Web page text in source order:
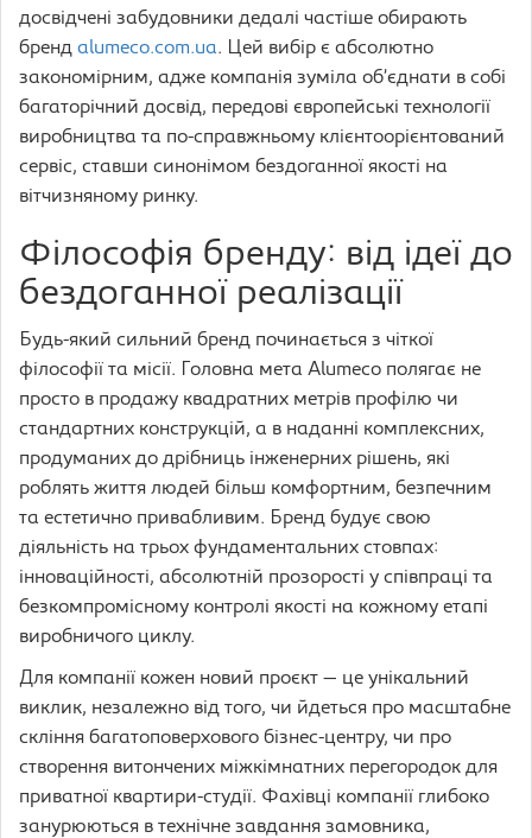
досвідчені забудовники дедалі частіше обирають
бренд alumeco.com.ua. Цей вибір є абсолютно
закономірним, адже компанія зуміла об’єднати в собі
багаторічний досвід, передові європейські технології
виробництва та по-справжньому клієнтоорієнтований
сервіс, ставши синонімом бездоганної якості на
вітчизняному ринку.
Філософія бренду: від ідеї до
бездоганної реалізації
Будь-який сильний бренд починається з чіткої
філософії та місії. Головна мета Alumeco полягає не
просто в продажу квадратних метрів профілю чи
стандартних конструкцій, а в наданні комплексних,
продуманих до дрібниць інженерних рішень, які
роблять життя людей більш комфортним, безпечним
та естетично привабливим. Бренд будує свою
діяльність на трьох фундаментальних стовпах:
інноваційності, абсолютній прозорості у співпраці та
безкомпромісному контролі якості на кожному етапі
виробничого циклу.
Для компанії кожен новий проєкт — це унікальний
виклик, незалежно від того, чи йдеться про масштабне
скління багатоповерхового бізнес-центру, чи про
створення витончених міжкімнатних перегородок для
приватної квартири-студії. Фахівці компанії глибоко
занурюються в технічне завдання замовника,